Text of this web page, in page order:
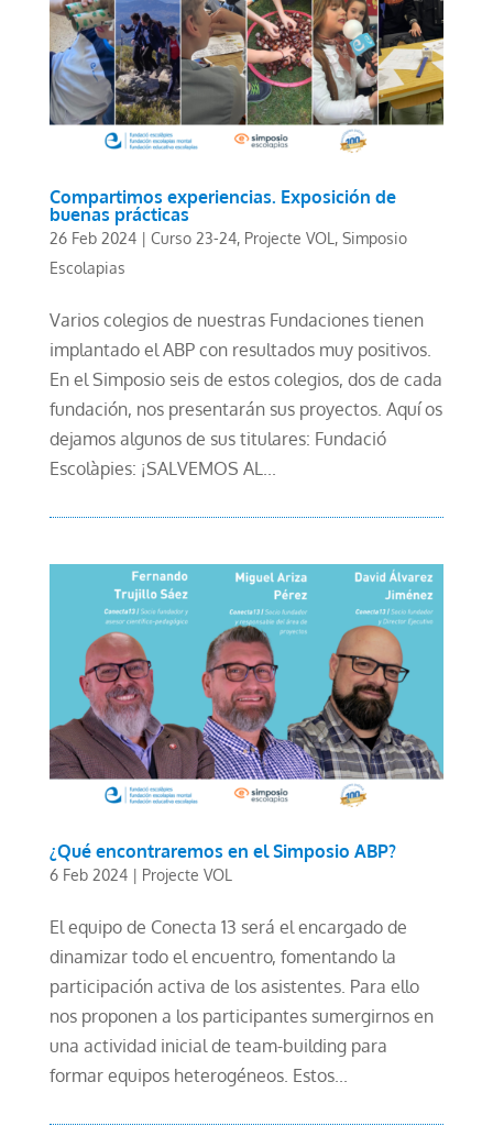
Compartimos experiencias. Exposición de
buenas prácticas
26 Feb 2024| Curso 23-24, Projecte VOL , Simposio
Escolapias
Varios colegios de nuestras Fundaciones tienen
implantado el ABP con resultados muy positivos.
En el Simposio seis de estos colegios, dos de cada
fundación, nos presentarán sus proyectos. Aquí os
dejamos algunos de sus titulares: Fundació
Escolàpies: ¡SALVEMOS AL...
¿Qué encontraremos en el Simposio ABP?
6 Feb 2024| Projecte VOL
El equipo de Conecta 13 será el encargado de
dinamizar todo el encuentro, fomentando la
participación activa de los asistentes. Para ello
nos proponen a los participantes sumergirnos en
una actividad inicial de team-building para
formar equipos heterogéneos. Estos...